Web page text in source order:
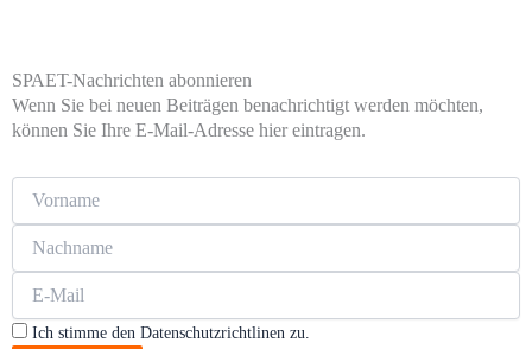
SPAET-Nachrichten abonnieren
Wenn Sie bei neuen Beiträgen benachrichtigt werden möchten,
können Sie Ihre E-Mail-Adresse hier eintragen.
Ich stimme den Datenschutzrichtlinen zu.